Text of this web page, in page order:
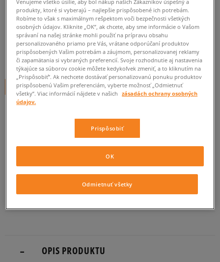
BROWN
unisex, čiapky
0.0 ( 0)
14,95€ cena s DPH
+ 15 BODOV VSIZEERCLUBE
Informujte ma o dostupnosti
Ak bude položka opäť dostupná, dostanete od nás oznámenie.
Vyberte veľkosť
ONE SIZE Informovať o dostupnosti
ZISTIŤ DOSTUPNOSŤ V NAŠICH KAMENNÝCH PREDAJNIACH
OPIS PRODUKTU
Venujeme všetko úsilie, aby bol nákup našich Zákazníkov úspešný a
produkty, ktoré si vyberajú – najlepšie prispôsobené ich potrebám.
Robíme to však s maximálnym rešpektom voči bezpečnosti všetkých
osobných údajov. Kliknite „OK”, ak chcete, aby sme informácie o Vašom
správaní na našej stránke mohli použiť na prípravu obsahu
personalizovaného priamo pre Vás, vrátane odporúčaní produktov
prispôsobených Vašim potrebám a záujmom, personalizovanej reklamy
či zapamätania si vybraných preferencií. Svoje rozhodnutie aj nastavenia
týkajúce sa súborov cookie môžete kedykoľvek zmeniť, a to kliknutím na
„Prispôsobiť”. Ak nechcete dostávať personalizovanú ponuku produktov
prispôsobenú Vašim preferenciám, vyberte možnosť „Odmietnuť
všetky”. Viac informácií nájdete v našich
zásadách ochrany osobných
údajov.
Prispôsobiť
Odmietnuť všetky
OK